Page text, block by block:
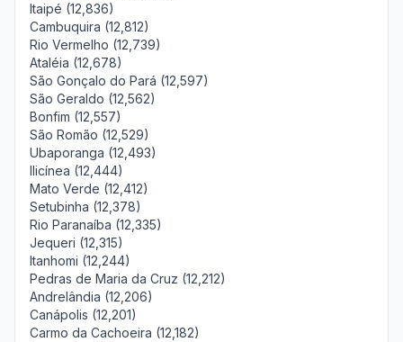
Itaipé (12,836)
Cambuquira (12,812)
Rio Vermelho (12,739)
Ataléia (12,678)
São Gonçalo do Pará (12,597)
São Geraldo (12,562)
Bonfim (12,557)
São Romão (12,529)
Ubaporanga (12,493)
Ilicínea (12,444)
Mato Verde (12,412)
Setubinha (12,378)
Rio Paranaíba (12,335)
Jequeri (12,315)
Itanhomi (12,244)
Pedras de Maria da Cruz (12,212)
Andrelândia (12,206)
Canápolis (12,201)
Carmo da Cachoeira (12,182)